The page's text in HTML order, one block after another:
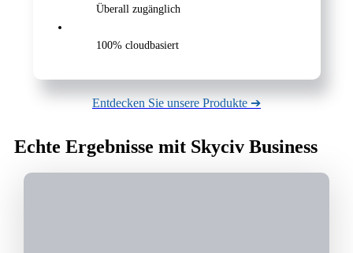
Überall zugänglich
100% cloudbasiert
Entdecken Sie unsere Produkte ➔
Echte Ergebnisse mit Skyciv Business